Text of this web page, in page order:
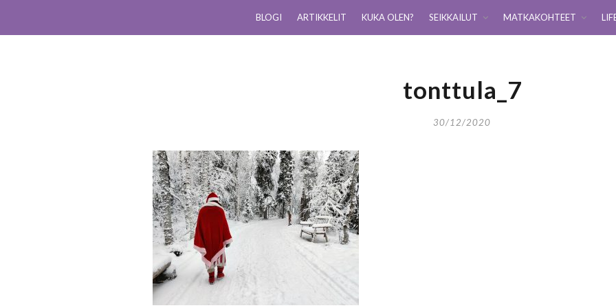
BLOGI ARTIKKELIT KUKA OLEN? SEIKKAILUT MATKAKOHTEET
tonttula_7
30/12/2020